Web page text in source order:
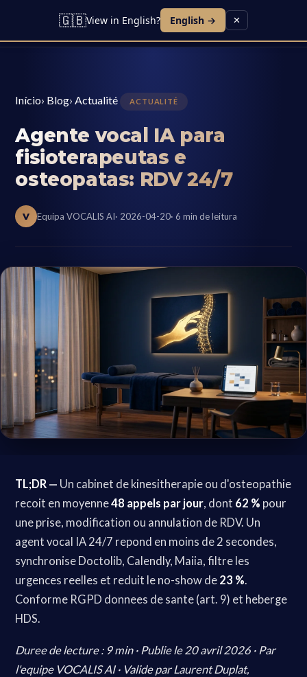
Início› Blog› Actualité ACTUALITÉ
Agente vocal IA para
fisioterapeutas e
osteopatas: RDV 24/7
V Equipa VOCALIS AI· 2026-04-20· 6 min de leitura
TL;DR — Un cabinet de kinesitherapie ou d'osteopathie
recoit en moyenne48 appels par jour, dont 62 % pour
une prise, modification ou annulation de RDV. Un
agent vocal IA 24/7 repond en moins de 2 secondes,
synchronise Doctolib, Calendly, Maiia, filtre les
urgences reelles et reduit le no-show de 23 %.
Conforme RGPD donnees de sante (art. 9) et heberge
HDS.
Duree de lecture : 9 min · Publie le 20 avril 2026 · Par
l'equipe VOCALIS AI · Valide par Laurent Duplat,
🇬🇧View in English? English → ✕